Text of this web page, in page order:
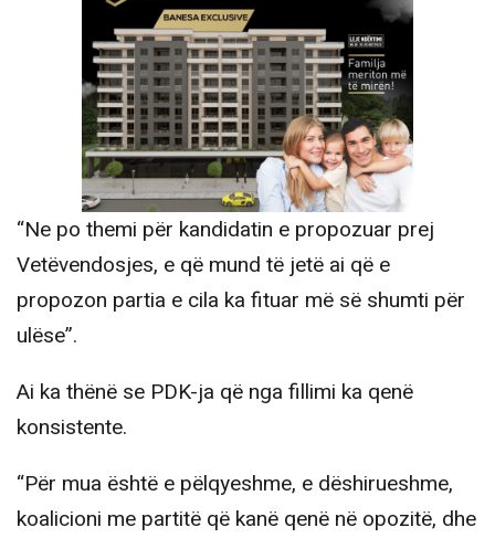
“Ne po themi për kandidatin e propozuar prej
Vetëvendosjes, e që mund të jetë ai që e
propozon partia e cila ka fituar më së shumti për
ulëse”.
Ai ka thënë se PDK-ja që nga fillimi ka qenë
konsistente.
“Për mua është e pëlqyeshme, e dëshirueshme,
koalicioni me partitë që kanë qenë në opozitë, dhe